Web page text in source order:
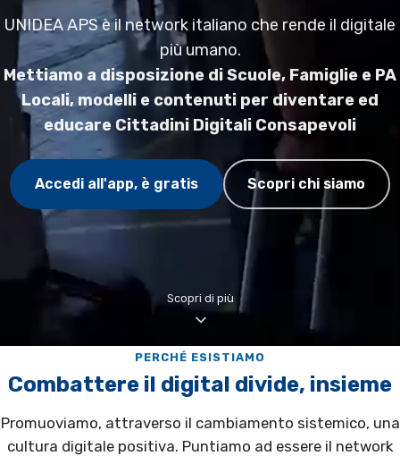
UNIDEA APS è il network italiano che rende il digitale
più umano.
Mettiamo a disposizione di Scuole, Famiglie e PA
Locali, modelli e contenuti per diventare ed
educare Cittadini Digitali Consapevoli
Accedi all'app, è gratis Scopri chi siamo
Scopri di più
PERCHÉ ESISTIAMO
Combattere il digital divide, insieme
Promuoviamo, attraverso il cambiamento sistemico, una
cultura digitale positiva. Puntiamo ad essere il network